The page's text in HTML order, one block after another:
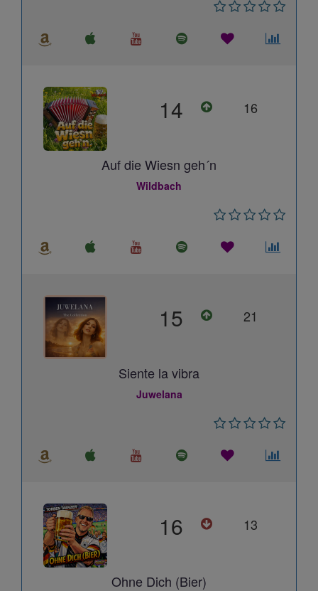
14 16
Auf die Wiesn geh´n
Wildbach
15 21
Siente la vibra
Juwelana
16 13
Ohne Dich (Bier)